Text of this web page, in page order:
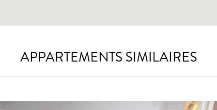
APPARTEMENTS SIMILAIRES